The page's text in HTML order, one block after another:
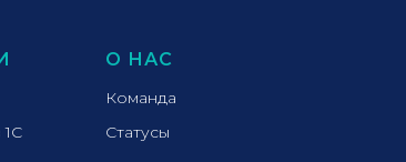
О НАС
Команда
Статусы